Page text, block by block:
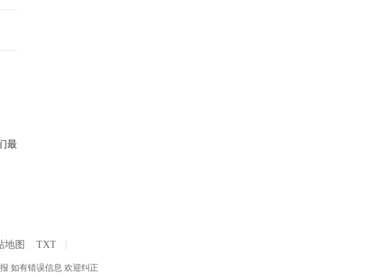
最
地图 TXT
如有错误信息 欢迎纠正